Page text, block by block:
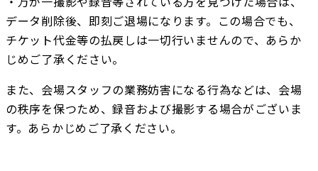
データ削除後、即刻ご退場になります。この場合でも、
チケット代金等の払戻しは一切行いませんので、あらか
じめご了承ください。
また、会場スタッフの業務妨害になる行為などは、会場
の秩序を保つため、録音および撮影する場合がございま
す。あらかじめご了承ください。